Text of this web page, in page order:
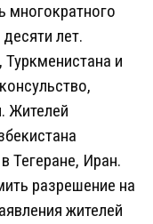
многократного
лет.
и
Жителей
Тегеране, Иран.
разрешение на
жителей